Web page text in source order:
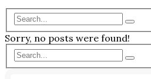
Sorry, no posts were found!